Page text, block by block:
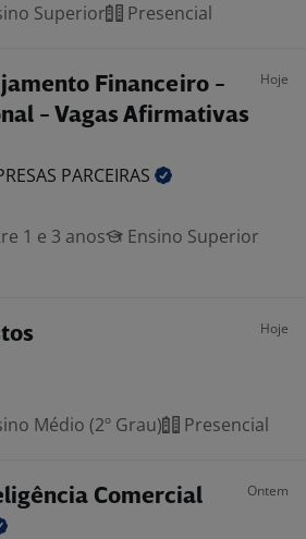
Superior Presencial
Financeiro -
- Vagas Afirmativas
Hoje
PARCEIRAS
1 e 3 anos
Ensino Superior
Hoje
Médio (2º Grau) Presencial
Comercial Ontem